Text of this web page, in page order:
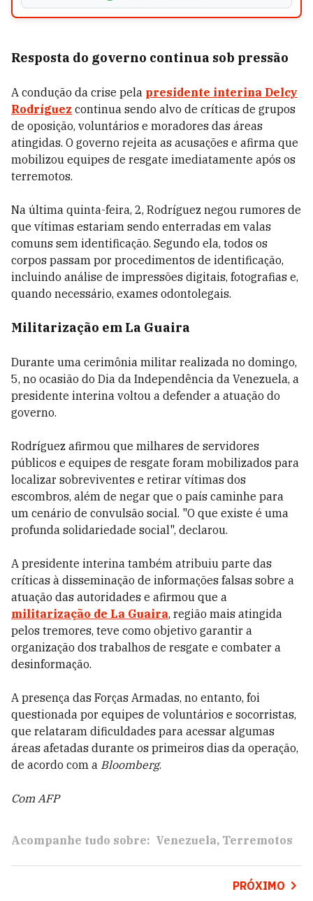
Resposta do governo continua sob pressão
A condução da crise pela presidente interina Delcy
Rodríguez continua sendo alvo de críticas de grupos
de oposição, voluntários e moradores das áreas
atingidas. O governo rejeita as acusações e afirma que
mobilizou equipes de resgate imediatamente após os
terremotos.
Na última quinta-feira, 2, Rodríguez negou rumores de
que vítimas estariam sendo enterradas em valas
comuns sem identificação. Segundo ela, todos os
corpos passam por procedimentos de identificação,
incluindo análise de impressões digitais, fotografias e,
quando necessário, exames odontolegais.
Militarização em La Guaira
Durante uma cerimônia militar realizada no domingo,
5, no ocasião do Dia da Independência da Venezuela, a
presidente interina voltou a defender a atuação do
governo.
Rodríguez afirmou que milhares de servidores
públicos e equipes de resgate foram mobilizados para
localizar sobreviventes e retirar vítimas dos
escombros, além de negar que o país caminhe para
um cenário de convulsão social. "O que existe é uma
profunda solidariedade social", declarou.
A presidente interina também atribuiu parte das
críticas à disseminação de informações falsas sobre a
atuação das autoridades e afirmou que a
militarização de La Guaira, região mais atingida
pelos tremores, teve como objetivo garantir a
organização dos trabalhos de resgate e combater a
desinformação.
A presença das Forças Armadas, no entanto, foi
questionada por equipes de voluntários e socorristas,
que relataram dificuldades para acessar algumas
áreas afetadas durante os primeiros dias da operação,
de acordo com a Bloomberg.
Com AFP
Acompanhe tudo sobre: Venezuela Terremotos
PRÓXIMO